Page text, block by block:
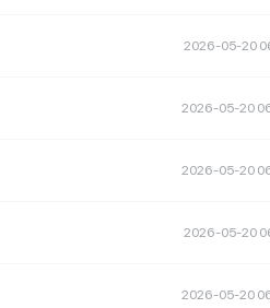
2026-05-20
2026-05-20
2026-05-20
2026-05-20
2026-05-20